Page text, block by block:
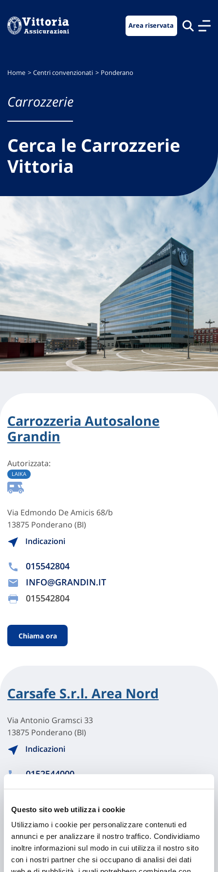
Questo sito web utilizza i cookie
Utilizziamo i cookie per personalizzare contenuti ed
annunci e per analizzare il nostro traffico. Condividiamo
inoltre informazioni sul modo in cui utilizza il nostro sito
con i nostri partner che si occupano di analisi dei dati
menu
contenuto
footer
Area riservata
Home Centri convenzionati Ponderano
Carrozzerie
Cerca le Carrozzerie
Vittoria
Carrozzeria Autosalone
Grandin
Autorizzata:
LAIKA
Via Edmondo De Amicis 68/b
13875 Ponderano (BI)
Indicazioni
015542804
INFO@GRANDIN.IT
015542804
Chiama ora
Carsafe S.r.l. Area Nord
Via Antonio Gramsci 33
13875 Ponderano (BI)
Indicazioni
0152544000
CANTA2544@GMAIL.COM
Chiama ora